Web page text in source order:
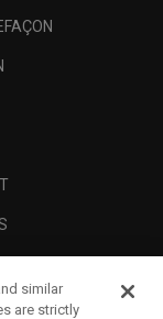
similar
are strictly